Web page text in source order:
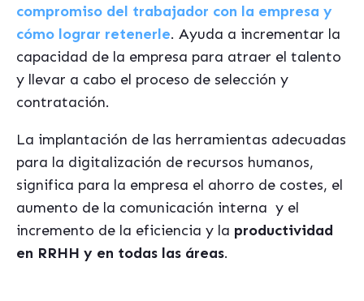
compromiso del trabajador con la empresa y
cómo lograr retenerle. Ayuda a incrementar la
capacidad de la empresa para atraer el talento
y llevar a cabo el proceso de selección y
contratación.
La implantación de las herramientas adecuadas
para la digitalización de recursos humanos,
significa para la empresa el ahorro de costes, el
aumento de la comunicación interna y el
incremento de la eficiencia y la productividad
en RRHH y en todas las áreas.